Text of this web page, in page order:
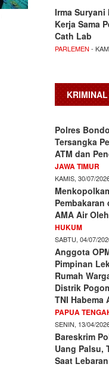
Irma Suryani
Kerja Sama
Cath Lab
PARLEMEN -
KRIMINAL
Polres
Tersangka
ATM dan
JAWA TIMUR
KAMIS, 30/07/
AMA Air
HUKUM
SABTU, 04/07/
Anggota
Pimpinan
Rumah
Distrik
TNI Habema
PAPUA
SENIN, 13/04/
Bareskrim
Uang Palsu,
Saat Lebaran